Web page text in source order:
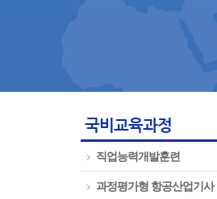
국비교육과정
직업능력개발훈련
과정평가형 항공산업기사